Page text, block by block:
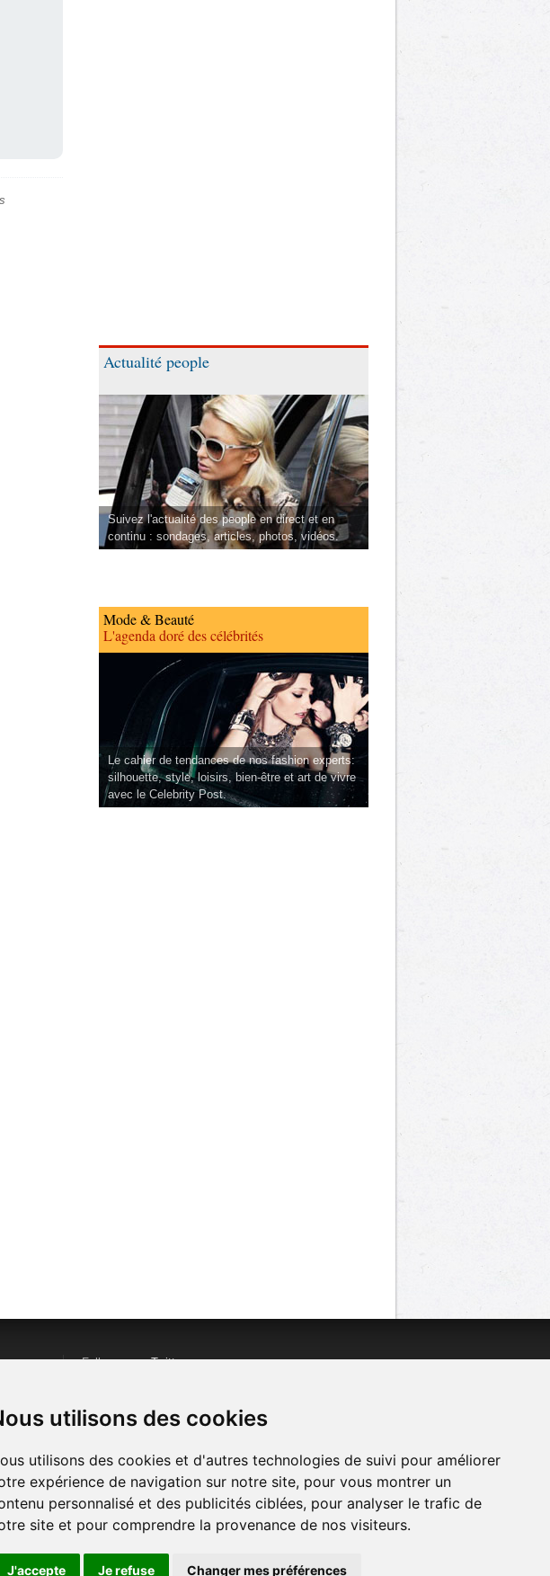
utilisons des cookies
utilisons des cookies et d'autres technologies de suivi pour améliorer
expérience de navigation sur notre site, pour vous montrer un
personnalisé et des publicités ciblées, pour analyser le trafic de
site et pour comprendre la provenance de nos visiteurs.
J'accepte Je refuse Changer mes préférences
Actualité people
Suivez l'actualité des people en direct et en
continu : sondages, articles, photos, vidéos.
Mode & Beauté
L'agenda doré des célébrités
Le cahier de tendances de nos fashion experts:
silhouette, style, loisirs, bien-être et art de vivre
avec le Celebrity Post.
Follow us onTwitter
Watch us on